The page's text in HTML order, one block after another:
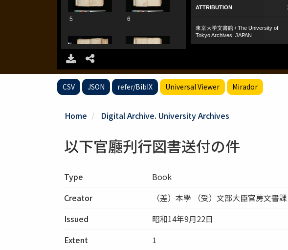
CSV JSON refer/BibIX Universal Viewer Mirador
Home Digital Archive. University Archives
以下官廳刋行図書送付の件
Type
Book
Creator
（差）本學 （受）文部大臣官房文書課
Issued
昭和14年9月22日
Extent
1